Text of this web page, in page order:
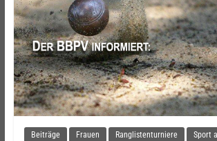
Beiträge Frauen Ranglistenturniere Sport